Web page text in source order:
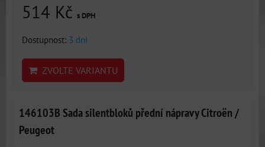
514 Kč s DPH
Dostupnost: 3 dni
ZVOLTE VARIANTU
146103B Sada silentbloků přední nápravy Citroën /
Peugeot